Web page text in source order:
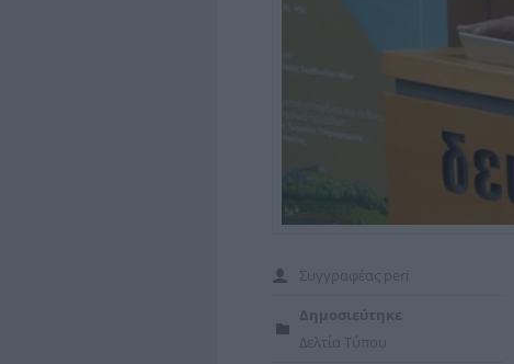
Συγγραφέας peri
Δημοσιεύτηκε
Δελτία Τύπου